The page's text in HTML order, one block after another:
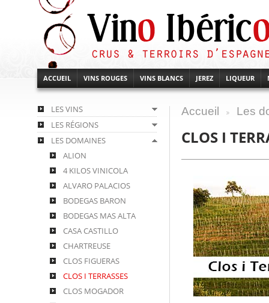
ACCUEIL VINS ROUGES VINS BLANCS JEREZ LIQUEUR
LES VINS
LES RÉGIONS
LES DOMAINES
ALION
4 KILOS VINICOLA
ALVARO PALACIOS
BODEGAS BARON
BODEGAS MAS ALTA
CASA CASTILLO
CHARTREUSE
CLOS FIGUERAS
CLOS I TERRASSES
CLOS MOGADOR
Accueil Les
CLOS I